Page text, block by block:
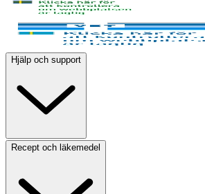
Hjälp och support
Recept och läkemedel